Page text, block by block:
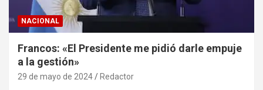
NACIONAL
Francos: «El Presidente me pidió darle empuje
a la gestión»
29 de mayo de 2024 Redactor